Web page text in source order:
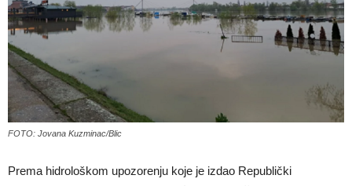
FOTO: Jovana Kuzminac/Blic
Prema hidrološkom upozorenju koje je izdao Republički